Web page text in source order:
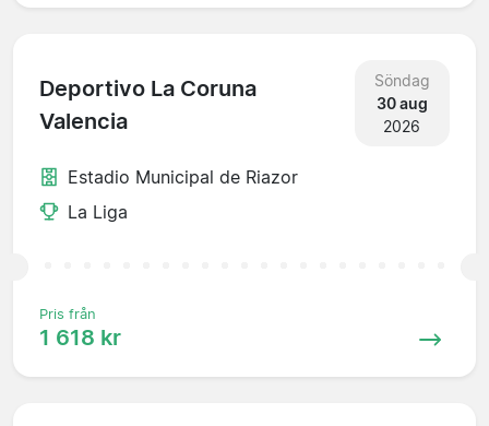
Deportivo La Coruna
Valencia
Söndag
30 aug
2026
Estadio Municipal de Riazor
La Liga
Pris från
1 618 kr